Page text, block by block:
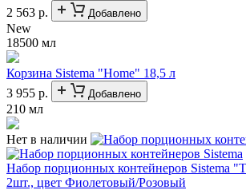
2 563 р.
Добавлено
New
18500 мл
Корзина Sistema "Home" 18,5 л
3 955 р.
Добавлено
210 мл
Нет в наличии
Набор порционных контейнеров Sistema
2шт., цвет Фиолетовый/Розовый